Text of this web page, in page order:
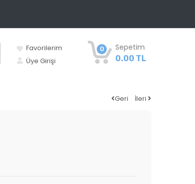
0 Sepetim
0.00 TL
Favorilerim
Üye Girişi
Geri İleri